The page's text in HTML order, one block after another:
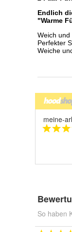
meine-
So haben